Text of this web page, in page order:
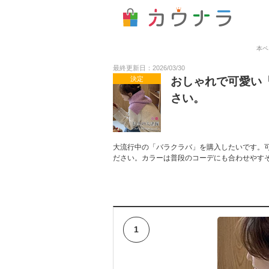
本
最終更新日：2026/03/30
決定
おしゃれで可愛い
さい。
大流行中の「バラクラバ」を購入したいです
ださい。カラーは普段のコーデにも合わせや
1